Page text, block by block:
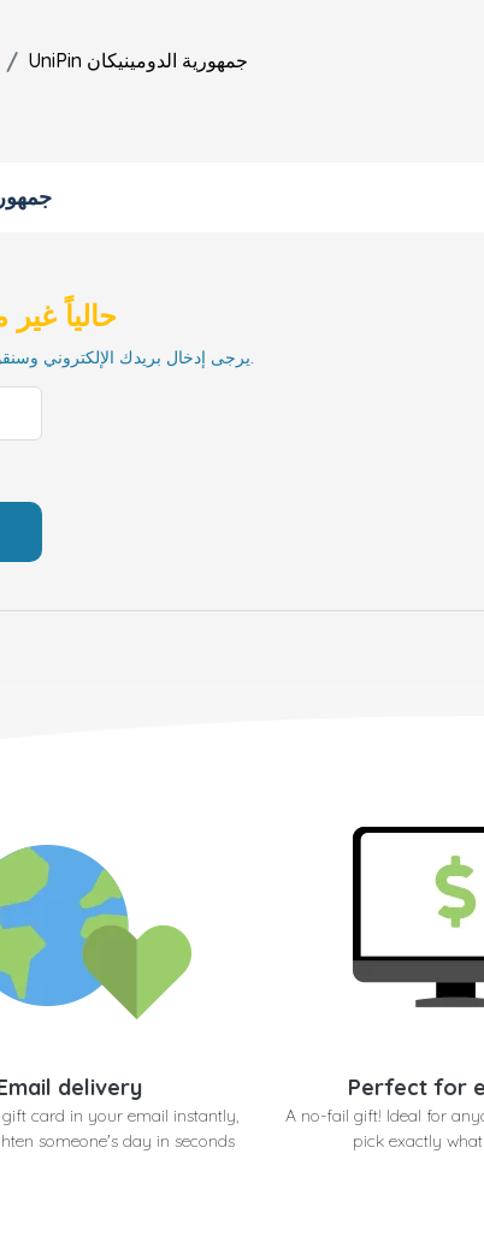
UniPin جمهورية الدومينيكان
حالياً
يرجى إدخال بريدك الإلكتروني وسنقوم بإعلامك عند إعادة تنشيطه.
delivery
gift card in your email instantly,
someone's day in seconds
Perfect for
A no-fail gift! Ideal for
pick exactly